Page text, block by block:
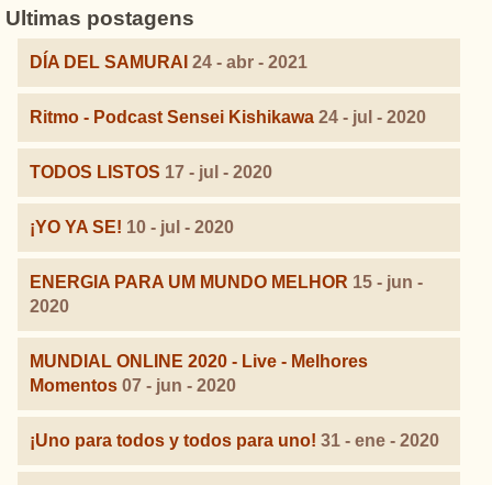
Ultimas postagens
DÍA DEL SAMURAI 24 - abr - 2021
Ritmo - Podcast Sensei Kishikawa 24 - jul - 2020
TODOS LISTOS 17 - jul - 2020
¡YO YA SE! 10 - jul - 2020
ENERGIA PARA UM MUNDO MELHOR 15 - jun -
2020
MUNDIAL ONLINE 2020 - Live - Melhores
Momentos 07 - jun - 2020
¡Uno para todos y todos para uno! 31 - ene - 2020